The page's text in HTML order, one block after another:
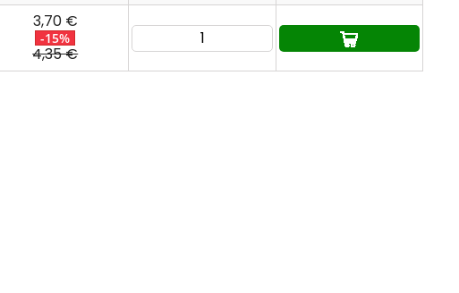
3,70 €
-15%
4,35 €